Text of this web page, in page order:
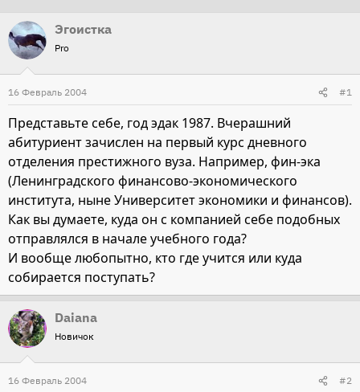
Эгоистка
Pro
16 Февраль 2004 #1
Представьте себе, год эдак 1987. Вчерашний
абитуриент зачислен на первый курс дневного
отделения престижного вуза. Например, фин-эка
(Ленинградского финансово-экономического
института, ныне Университет экономики и финансов).
Как вы думаете, куда он с компанией себе подобных
отправлялся в начале учебного года?
И вообще любопытно, кто где учится или куда
собирается поступать?
Daiana
Новичок
16 Февраль 2004 #2